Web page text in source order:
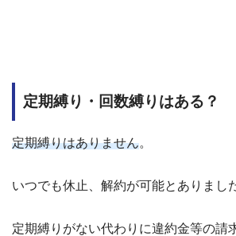
定期縛り・回数縛りはある？
定期縛りはありません。
いつでも休止、解約が可能とありまし
定期縛りがない代わりに違約金等の請